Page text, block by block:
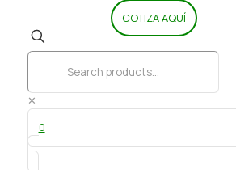
COTIZA AQUÍ
✕
0